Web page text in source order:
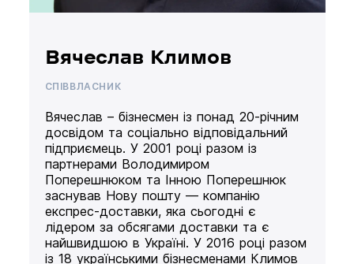
Вячеслав Климов
СПІВВЛАСНИК
Вячеслав – бізнесмен із понад 20-річним
досвідом та соціально відповідальний
підприємець. У 2001 році разом із
партнерами Володимиром
Поперешнюком та Інною Поперешнюк
заснував Нову пошту — компанію
експрес-доставки, яка сьогодні є
лідером за обсягами доставки та є
найшвидшою в Україні. У 2016 році разом
із 18 українськими бізнесменами Климов